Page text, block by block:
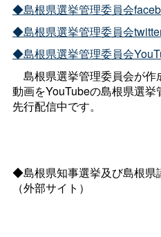
◆島根県選挙管理委員会
◆島根県選挙管理委員会
◆島根県選挙管理委員会
島根県選挙管理委員会が作
動画をYouTubeの島根県選
先行配信中です。
◆島根県知事選挙及び島根県
（外部サイト）